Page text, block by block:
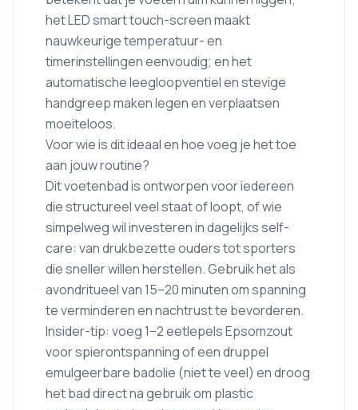
het LED smart touch-screen maakt
nauwkeurige temperatuur- en
timerinstellingen eenvoudig; en het
automatische leegloopventiel en stevige
handgreep maken legen en verplaatsen
moeiteloos.
Voor wie is dit ideaal en hoe voeg je het toe
aan jouw routine?
Dit voetenbad is ontworpen voor iedereen
die structureel veel staat of loopt, of wie
simpelweg wil investeren in dagelijks self-
care: van drukbezette ouders tot sporters
die sneller willen herstellen. Gebruik het als
avondritueel van 15–20 minuten om spanning
te verminderen en nachtrust te bevorderen.
Insider-tip: voeg 1–2 eetlepels Epsomzout
voor spierontspanning of een druppel
emulgeerbare badolie (niet te veel) en droog
het bad direct na gebruik om plastic